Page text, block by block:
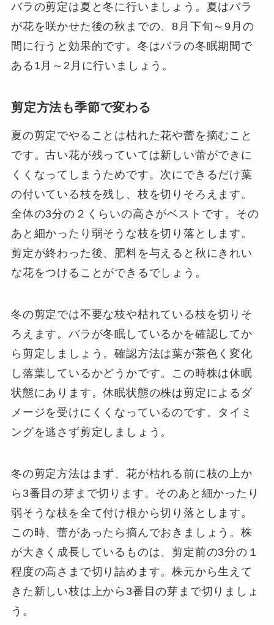
バラの剪定は夏と冬に行いましょう。夏はバラ
が花を咲かせた後の秋までの、8月下旬～9月の
間に行うと効果的です。冬はバラの冬眠期間で
ある1月～2月に行いましょう。
剪定方法も季節で変わる
夏の剪定でやることは枯れた花や蕾を摘むこと
です。古い花が残っていては新しい蕾ができに
くくなってしまうためです。次にできるだけ葉
の付いている枝を残し、枝を切りそろえます。
全体の3分の２くらいの高さがベストです。その
あと細かったり弱そうな枝を切り落とします。
剪定が終わった後、肥料を与えると秋にきれい
な花をつけることができるでしょう。
冬の剪定では不要な枝や枯れている枝を切りそ
ろえます。バラが冬眠しているかを確認してか
ら剪定しましょう。確認方法は葉が茶色く変化
し落葉しているかどうかです。この時株は休眠
状態にあります。休眠状態の株は剪定によるダ
メージを受けにくくなっているのです。タイミ
ングを逃さず剪定しましょう。
冬の剪定方法はまず、花が枯れる前に枝の上か
ら3番目の芽まで切ります。そのあと細かったり
弱そうな枝を全て付け根から切り落とします。
この時、蕾があったら摘んでおきましょう。株
が大きく成長しているものは、剪定前の3分の１
程度の高さまで切り詰めます。株元から生えて
きた新しい枝は上から3番目の芽まで切りましょ
う。